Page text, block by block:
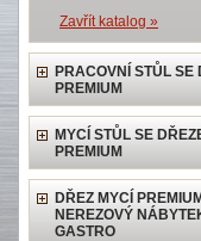
Zavřít katalog »
PRACOVNÍ STŮL SE
PREMIUM
MYCÍ STŮL SE
PREMIUM
DŘEZ MYCÍ PREMIUM
NEREZOVÝ
GASTRO